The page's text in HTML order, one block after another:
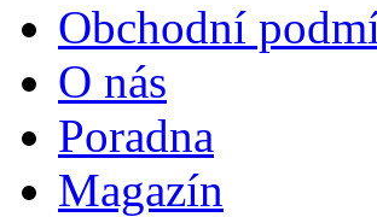
Obchodní
O nás
Poradna
Magazín